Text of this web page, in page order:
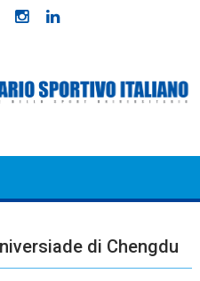
di Chengdu